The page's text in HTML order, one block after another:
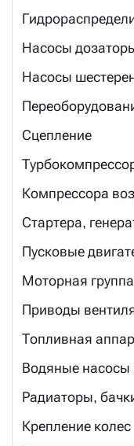
Насосы
Насосы
Сцепление
Компрессора
Стартера,
Пусковые
Моторная группа
Приводы
Топливная
Водяные насосы
Радиаторы,
Крепление колес